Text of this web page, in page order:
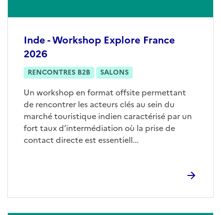
Inde - Workshop Explore France
2026
RENCONTRES B2B SALONS
Un workshop en format offsite permettant
de rencontrer les acteurs clés au sein du
marché touristique indien caractérisé par un
fort taux d’intermédiation où la prise de
contact directe est essentiell...